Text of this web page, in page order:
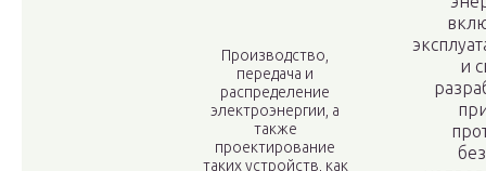
Производство,
передача и
распределение
электроэнергии, а
также
проектирование
таких устройств, как
и